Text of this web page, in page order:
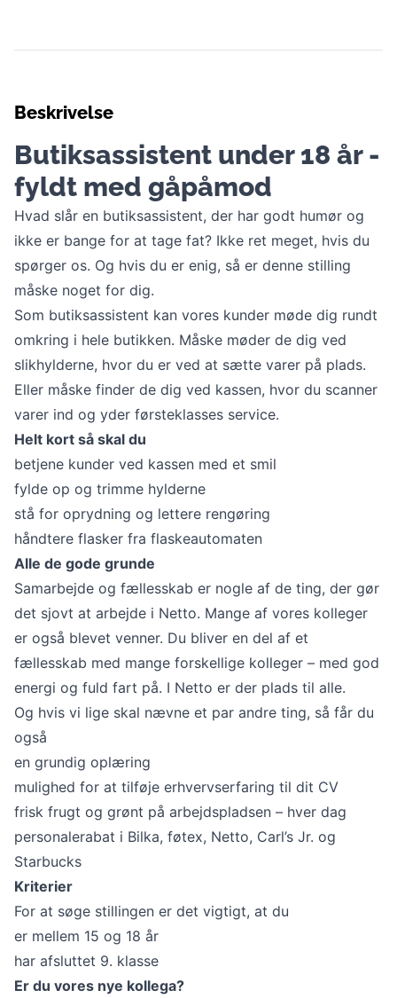
Beskrivelse
Butiksassistent under 18 år -
fyldt med gåpåmod
Hvad slår en butiksassistent, der har godt humør og
ikke er bange for at tage fat? Ikke ret meget, hvis du
spørger os. Og hvis du er enig, så er denne stilling
måske noget for dig.
Som butiksassistent kan vores kunder møde dig rundt
omkring i hele butikken. Måske møder de dig ved
slikhylderne, hvor du er ved at sætte varer på plads.
Eller måske finder de dig ved kassen, hvor du scanner
varer ind og yder førsteklasses service.
Helt kort så skal du
betjene kunder ved kassen med et smil
fylde op og trimme hylderne
stå for oprydning og lettere rengøring
håndtere flasker fra flaskeautomaten
Alle de gode grunde
Samarbejde og fællesskab er nogle af de ting, der gør
det sjovt at arbejde i Netto. Mange af vores kolleger
er også blevet venner. Du bliver en del af et
fællesskab med mange forskellige kolleger – med god
energi og fuld fart på. I Netto er der plads til alle.
Og hvis vi lige skal nævne et par andre ting, så får du
også
en grundig oplæring
mulighed for at tilføje erhvervserfaring til dit CV
frisk frugt og grønt på arbejdspladsen – hver dag
personalerabat i Bilka, føtex, Netto, Carl’s Jr. og
Starbucks
Kriterier
For at søge stillingen er det vigtigt, at du
er mellem 15 og 18 år
har afsluttet 9. klasse
Er du vores nye kollega?